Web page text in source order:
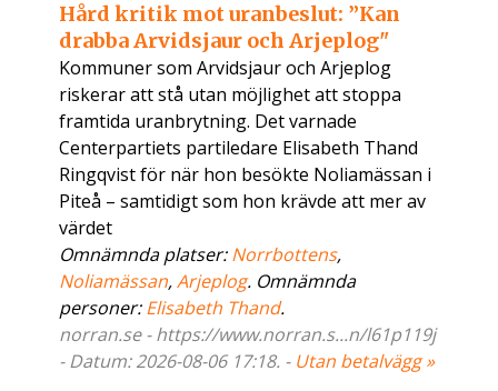
Hård kritik mot uranbeslut: ”Kan
drabba Arvidsjaur och Arjeplog"
Kommuner som Arvidsjaur och Arjeplog
riskerar att stå utan möjlighet att stoppa
framtida uranbrytning. Det varnade
Centerpartiets partiledare Elisabeth Thand
Ringqvist för när hon besökte Noliamässan i
Piteå – samtidigt som hon krävde att mer av
värdet
Omnämnda platser:Norrbottens,
Noliamässan,Arjeplog. Omnämnda
personer:Elisabeth Thand.
norran.se - https://www.norran.s...n/l61p119j
- Datum: 2026-08-06 17:18. - Utan betalvägg »